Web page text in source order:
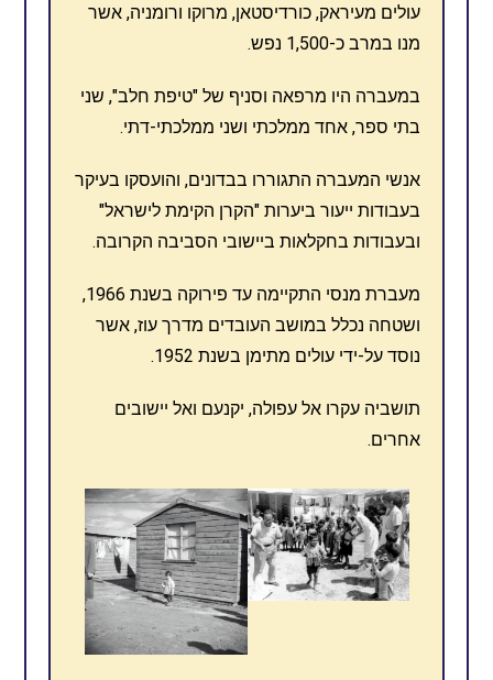
עולים מעיראק, כורדיסטאן, מרוקו ורומניה, אשר
מנו במרב כ-1,500 נפש.
במעברה היו מרפאה וסניף של "טיפת חלב", שני
בתי ספר, אחד ממלכתי ושני ממלכתי-דתי.
אנשי המעברה התגוררו בבדונים, והועסקו בעיקר
בעבודות ייעור ביערות "הקרן הקימת לישראל"
ובעבודות בחקלאות ביישובי הסביבה הקרובה.
מעברת מנסי התקיימה עד פירוקה בשנת 1966,
ושטחה נכלל במושב העובדים מדרך עוז, אשר
נוסד על-ידי עולים מתימן בשנת 1952.
תושביה עקרו אל עפולה, יקנעם ואל יישובים
אחרים.